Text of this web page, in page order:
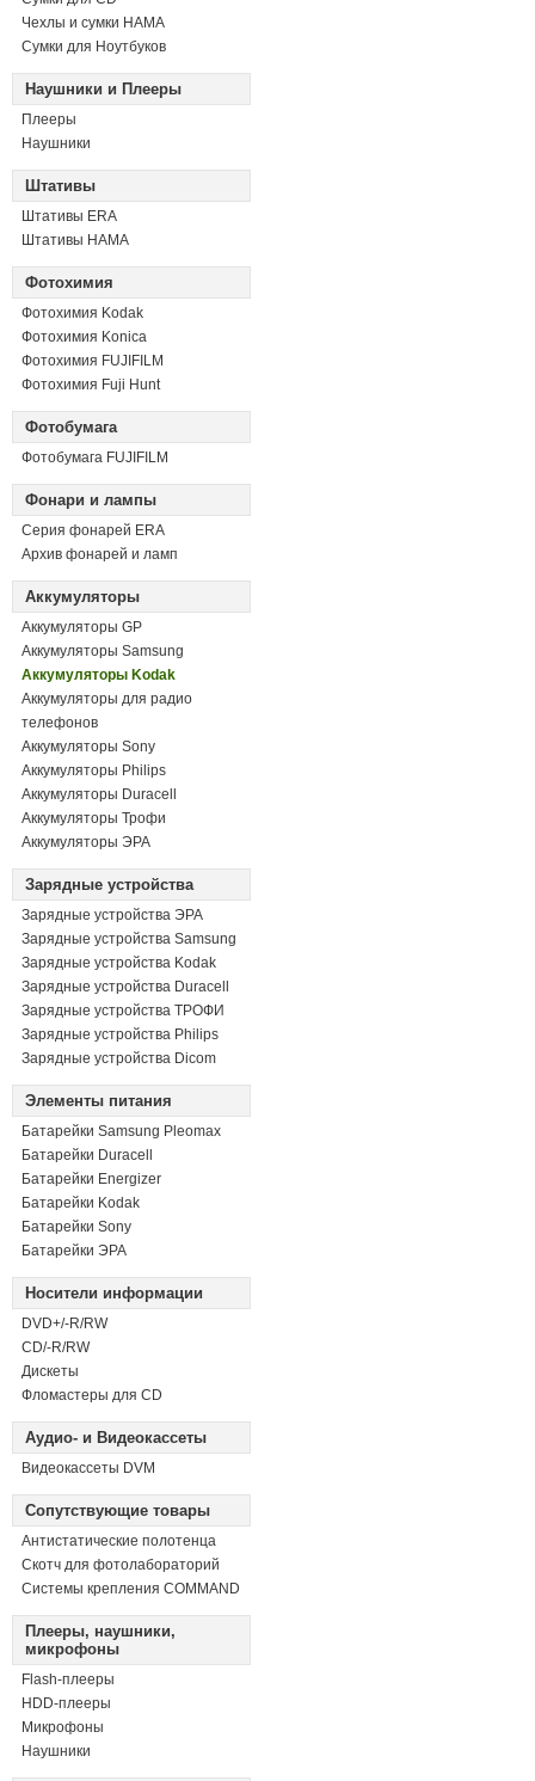
Чехлы и сумки HAMA
Сумки для Ноутбуков
Наушники и Плееры
Плееры
Наушники
Штативы
Штативы ERA
Штативы HAMA
Фотохимия
Фотохимия Kodak
Фотохимия Konica
Фотохимия FUJIFILM
Фотохимия Fuji Hunt
Фотобумага
Фотобумага FUJIFILM
Фонари и лампы
Серия фонарей ERA
Архив фонарей и ламп
Аккумуляторы
Аккумуляторы GP
Аккумуляторы Samsung
Аккумуляторы Kodak
Аккумуляторы для радио
телефонов
Аккумуляторы Sony
Аккумуляторы Philips
Аккумуляторы Duracell
Аккумуляторы Трофи
Аккумуляторы ЭРА
Зарядные устройства
Зарядные устройства ЭРА
Зарядные устройства Samsung
Зарядные устройства Kodak
Зарядные устройства Duracell
Зарядные устройства ТРОФИ
Зарядные устройства Philips
Зарядные устройства Dicom
Элементы питания
Батарейки Samsung Pleomax
Батарейки Duracell
Батарейки Energizer
Батарейки Kodak
Батарейки Sony
Батарейки ЭРА
Носители информации
DVD+/-R/RW
СD/-R/RW
Дискеты
Фломастеры для CD
Аудио- и Видеокассеты
Видеокассеты DVM
Сопутствующие товары
Антистатические полотенца
Скотч для фотолабораторий
Системы крепления COMMAND
Плееры, наушники,
микрофоны
Flash-плееры
HDD-плееры
Микрофоны
Наушники